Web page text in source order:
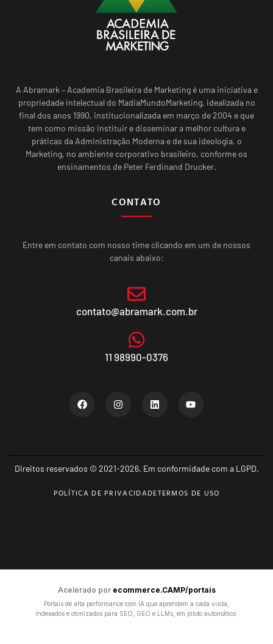
A Abramark – Academia Brasileira de Marketing é uma iniciativa e
propriedade intelectual do MadiaMundoMarketing, idealizada no
final dos anos 1990, institucionalizada em março de 2004 e que
tem como missão instituir e disseminar a melhor cultura e
práticas da Administração Moderna e de sua ideologia, o
Marketing, no ambiente corporativo brasileiro, conforme os
ensinamentos de Peter Ferdinand Drucker.
CONTATO
Entre em contato com nosso time clicando em um de nossos
canais abaixo:
contato@abramark.com.br
11 98990-0376
Direitos reservados © 2021-2026. Em conformidade com a LGPD.
POLÍTICA DE PRIVACIDADETERMOS DE USO
Acelerado por ecommerce.CAMP/portais
Portais de alta performance com IA que aprendem a cada visita,
indexados e otimizados para SEO, GEO e LLMs, em piloto automático.